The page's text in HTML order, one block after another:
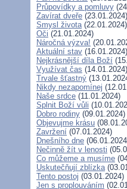
Průpovídky a pomluvy
Zavírat dveře (23.01.2024)
Smysl života(22.01.2024)
Oči (21.01.2024)
Náročná výzva!
Aktuální stav (16.01.2024)
Nejkrásnější díla Boží
Využívat čas (14.01.2024)
Trvale šťastný
Nikdy nezapomínej
Naše srdce (11.01.2024)
Splnit Boží vůli
Dobro rodiny (09.01.2024)
Objevujme krásu
Zavržení (07.01.2024)
Dnešního dne
Nečinně žít v lenosti
Co můžeme a musíme
Uskutečňují zblízka
Tento postoj (03.01.2024)
Jen s proplouváním